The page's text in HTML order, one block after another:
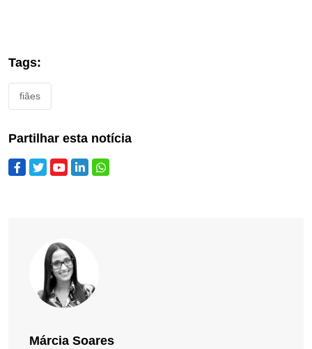
Tags:
fiães
Partilhar esta notícia
Márcia Soares